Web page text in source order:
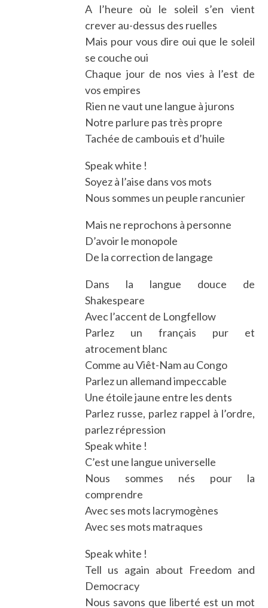
A l’heure où le soleil s’en vient
crever au-dessus des ruelles
Mais pour vous dire oui que le soleil
se couche oui
Chaque jour de nos vies à l’est de
vos empires
Rien ne vaut une langue à jurons
Notre parlure pas très propre
Tachée de cambouis et d’huile
Speak white !
Soyez à l’aise dans vos mots
Nous sommes un peuple rancunier
Mais ne reprochons à personne
D’avoir le monopole
De la correction de langage
Dans la langue douce de
Shakespeare
Avec l’accent de Longfellow
Parlez un français pur et
atrocement blanc
Comme au Viêt-Nam au Congo
Parlez un allemand impeccable
Une étoile jaune entre les dents
Parlez russe, parlez rappel à l’ordre,
parlez répression
Speak white !
C’est une langue universelle
Nous sommes nés pour la
comprendre
Avec ses mots lacrymogènes
Avec ses mots matraques
Speak white !
Tell us again about Freedom and
Democracy
Nous savons que liberté est un mot